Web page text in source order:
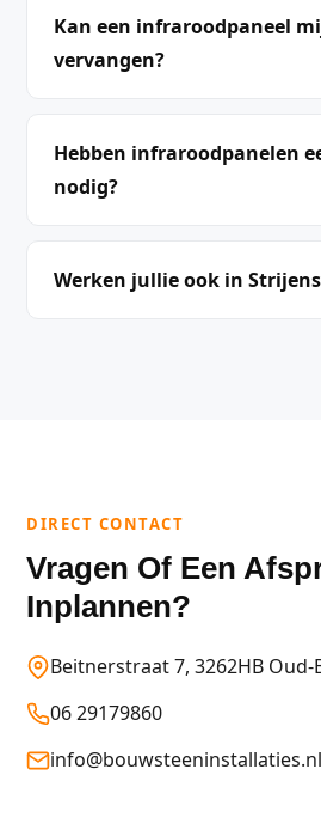
Kan een infraroodpaneel
vervangen?
Hebben infraroodpanelen
nodig?
Werken jullie ook in
DIRECT CONTACT
Vragen Of Een
Inplannen?
Beitnerstraat 7, 3262HB Oud-
06 29179860
info@bouwsteeninstallaties.nl